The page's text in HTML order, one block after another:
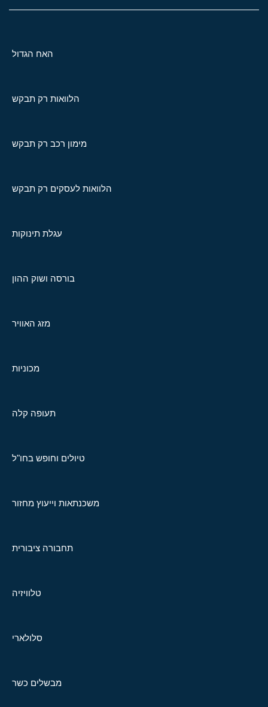
האח הגדול
הלוואות רק תבקש
מימון רכב רק תבקש
הלוואות לעסקים רק תבקש
עגלת תינוקות
בורסה ושוק ההון
מזג האוויר
מכוניות
תעופה קלה
טיולים וחופש בחו"ל
משכנתאות וייעוץ מחזור
תחבורה ציבורית
טלוויזיה
סלולארי
מבשלים כשר